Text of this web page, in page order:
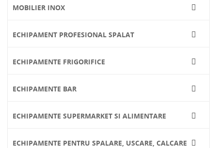
MOBILIER INOX 
ECHIPAMENT PROFESIONAL SPALAT 
ECHIPAMENTE FRIGORIFICE 
ECHIPAMENTE BAR 
ECHIPAMENTE SUPERMARKET SI ALIMENTARE 
ECHIPAMENTE PENTRU SPALARE, USCARE, CALCARE
